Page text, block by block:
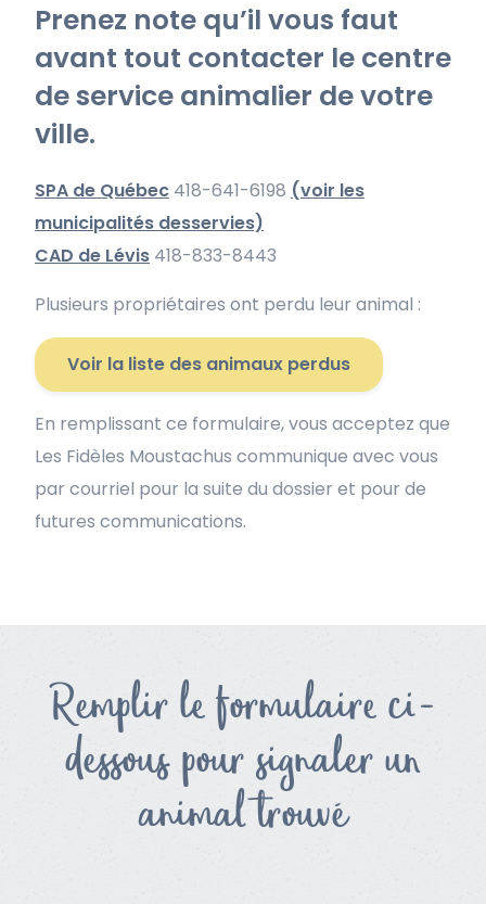
Prenez note qu’il vous faut
avant tout contacter le centre
de service animalier de votre
ville.
SPA de Québec 418-641-6198 (voir les
municipalités desservies)
CAD de Lévis 418-833-8443
Plusieurs propriétaires ont perdu leur animal :
Voir la liste des animaux perdus
En remplissant ce formulaire, vous acceptez que
Les Fidèles Moustachus communique avec vous
par courriel pour la suite du dossier et pour de
futures communications.
Remplir le formulaire ci-
dessous pour signaler un
animal trouvé